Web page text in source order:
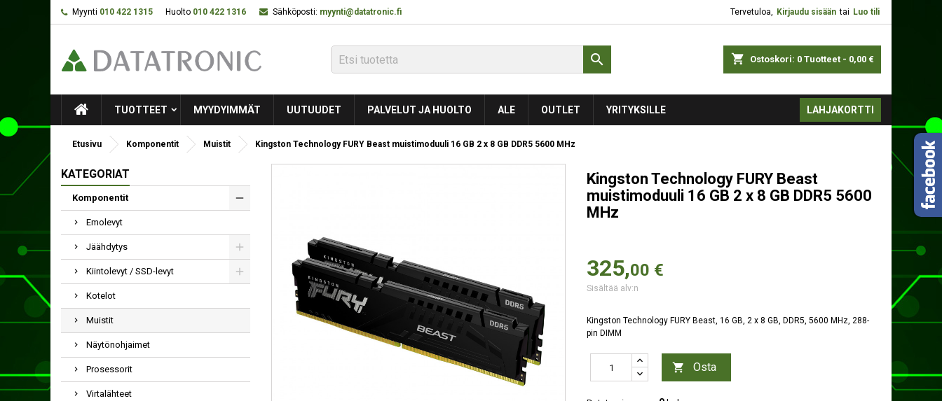
Myynti 010 422 1315 Huolto 010 422 1316 Sähköposti: myynti@datatronic.fi Tervetuloa, Kirjaudu sisään tai Luo tili
shopping_cart Ostoskori: 0 Tuotteet - 0,00 €

TUOTTEET MYYDYIMMÄT UUTUUDET PALVELUT JA HUOLTO ALE OUTLET YRITYKSILLE LAHJAKORTTI
Etusivu Komponentit Muistit Kingston Technology FURY Beast muistimoduuli 16 GB 2 x 8 GB DDR5 5600 MHz
KATEGORIAT
Komponentit
Emolevyt
Jäähdytys
Kiintolevyt / SSD-levyt
Kotelot
Muistit
Näytönohjaimet
Prosessorit
Virtalähteet
Kingston Technology FURY Beast
muistimoduuli 16 GB 2 x 8 GB DDR5 5600
MHz
325,00 €
Sisältää alv:n
Kingston Technology FURY Beast, 16 GB, 2 x 8 GB, DDR5, 5600 MHz, 288-
pin DIMM
 Osta